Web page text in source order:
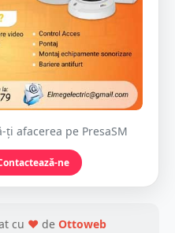
ți afacerea pe PresaSM
ne
cu ❤ de Ottoweb